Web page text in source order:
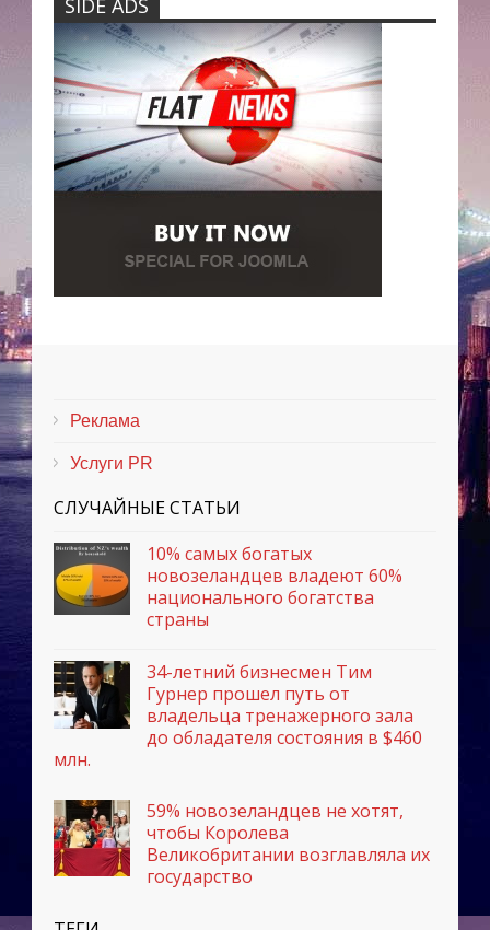
Реклама
Услуги PR
СЛУЧАЙНЫЕ СТАТЬИ
10% самых богатых
новозеландцев владеют 60%
национального богатства
страны
34-летний бизнесмен Тим
Гурнер прошел путь от
владельца тренажерного зала
до обладателя состояния в $460
млн.
59% новозеландцев не хотят,
чтобы Королева
Великобритании возглавляла их
государство